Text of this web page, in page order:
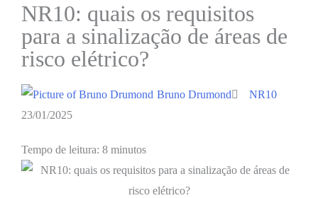
NR10: quais os requisitos
para a sinalização de áreas de
risco elétrico?
Bruno Drumond
NR10
23/01/2025
Tempo de leitura: 8 minutos